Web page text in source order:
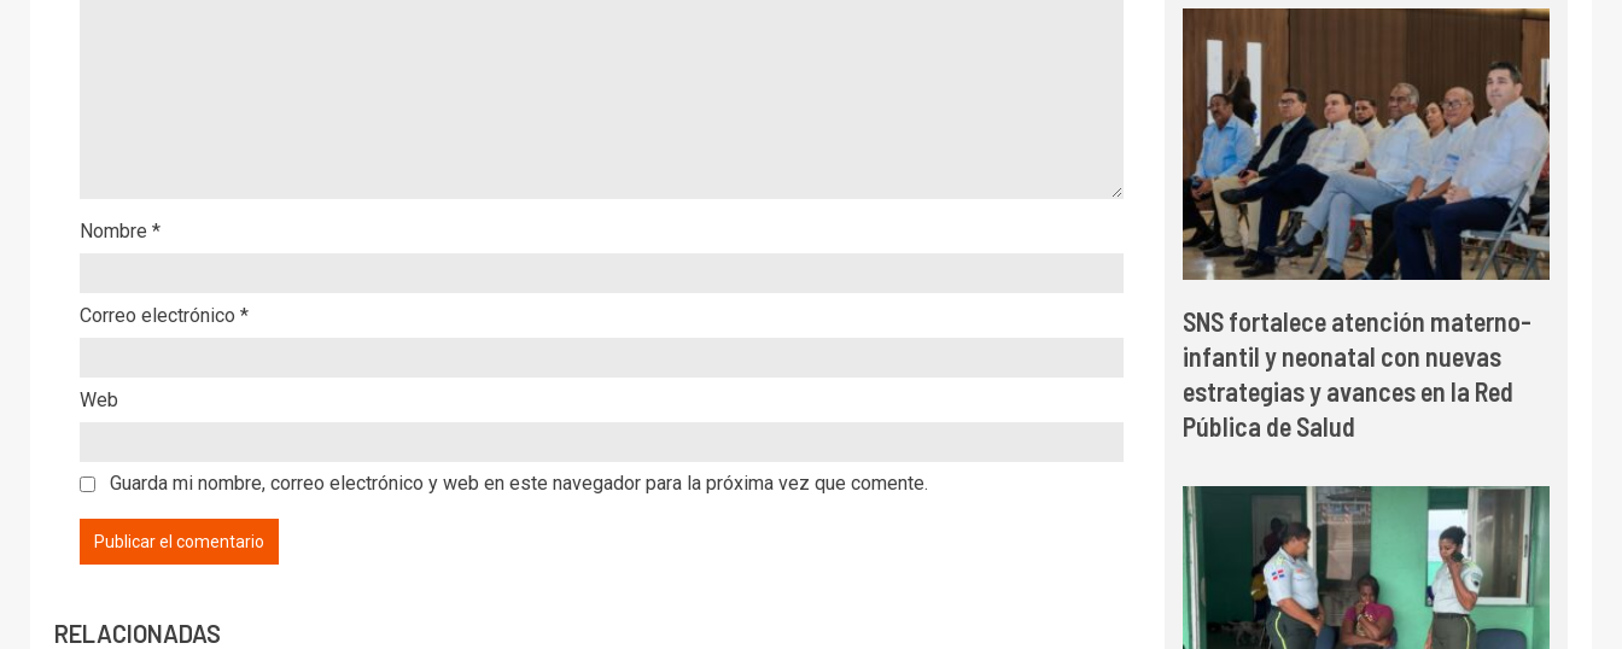
Nombre *
Correo electrónico *
Web
Guarda mi nombre, correo electrónico y web en este navegador para la próxima vez que comente.
RELACIONADAS
SNS fortalece atención materno-
infantil y neonatal con nuevas
estrategias y avances en la Red
Pública de Salud